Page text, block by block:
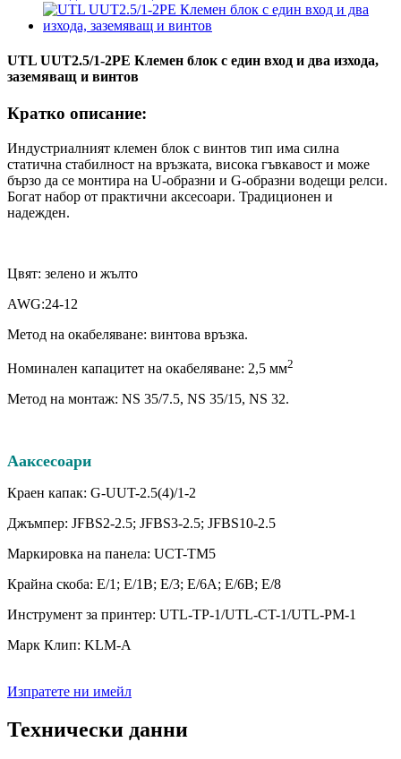
UTL UUT2.5/1-2PE Клемен блок с един вход и два изхода,
заземяващ и винтов
Кратко описание:
Индустриалният клемен блок с винтов тип има силна
статична стабилност на връзката, висока гъвкавост и може
бързо да се монтира на U-образни и G-образни водещи релси.
Богат набор от практични аксесоари. Традиционен и
надежден.
Цвят: зелено и жълто
AWG:24-12
Метод на окабеляване: винтова връзка.
Номинален капацитет на окабеляване: 2,5 мм2
Метод на монтаж: NS 35/7.5, NS 35/15, NS 32.
Aаксесоари
Краен капак: G-UUT-2.5(4)/1-2
Джъмпер: JFBS2-2.5; JFBS3-2.5; JFBS10-2.5
Маркировка на панела: UCT-TM5
Крайна скоба: E/1; E/1B; E/3; E/6A; E/6B; E/8
Инструмент за принтер: UTL-TP-1/UTL-CT-1/UTL-PM-1
Марк Клип: KLM-A
Изпратете ни имейл
Технически данни